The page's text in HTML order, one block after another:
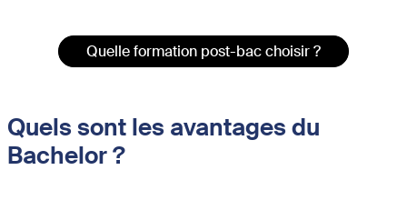
Quelle formation post-bac choisir ?
Quels sont les avantages du
Bachelor ?